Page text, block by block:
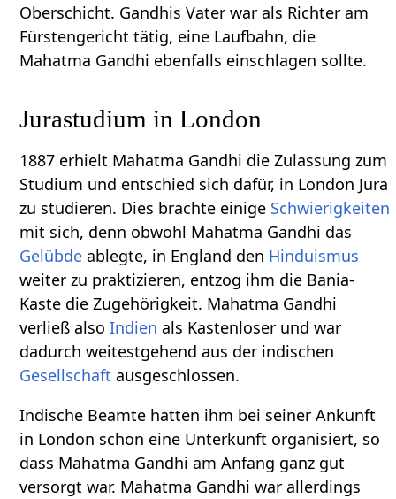
Oberschicht. Gandhis Vater war als Richter am
Fürstengericht tätig, eine Laufbahn, die
Mahatma Gandhi ebenfalls einschlagen sollte.
Jurastudium in London
1887 erhielt Mahatma Gandhi die Zulassung zum
Studium und entschied sich dafür, in London Jura
zu studieren. Dies brachte einige Schwierigkeiten
mit sich, denn obwohl Mahatma Gandhi das
Gelübde ablegte, in England den Hinduismus
weiter zu praktizieren, entzog ihm die Bania-
Kaste die Zugehörigkeit. Mahatma Gandhi
verließ alsoIndien als Kastenloser und war
dadurch weitestgehend aus der indischen
Gesellschaft ausgeschlossen.
Indische Beamte hatten ihm bei seiner Ankunft
in London schon eine Unterkunft organisiert, so
dass Mahatma Gandhi am Anfang ganz gut
versorgt war. Mahatma Gandhi war allerdings